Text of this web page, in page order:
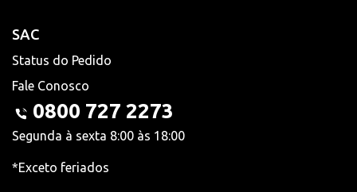
SAC
Status do Pedido
Fale Conosco
0800 727 2273
Segunda à sexta 8:00 às 18:00
*Exceto feriados